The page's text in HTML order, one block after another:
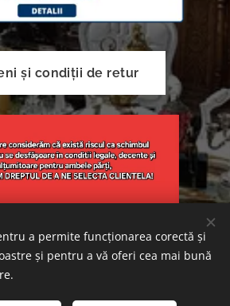
și condiții de retur
cuWebnode Cookie-uri
a permite funcționarea corectă și
și pentru a vă oferi cea mai bună